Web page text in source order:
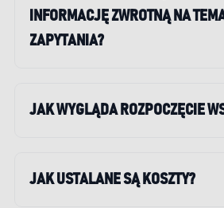
INFORMACJĘ ZWROTNĄ NA
ZAPYTANIA?
JAK WYGLĄDA ROZPOCZĘCIE
JAK USTALANE SĄ KOSZTY?